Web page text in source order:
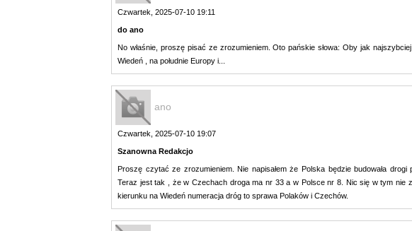
Czwartek, 2025-07-10 19:11
do ano
No właśnie, proszę pisać ze zrozumieniem. Oto pańskie słowa: Oby jak
Wiedeń , na południe Europy i...
ano
Czwartek, 2025-07-10 19:07
Szanowna Redakcjo
Proszę czytać ze zrozumieniem. Nie napisałem że Polska będzie budowała
Teraz jest tak , że w Czechach droga ma nr 33 a w Polsce nr 8. Nic się w tym nie
kierunku na Wiedeń numeracja dróg to sprawa Polaków i Czechów.